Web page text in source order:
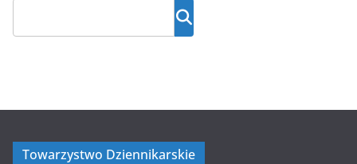
Towarzystwo Dziennikarskie